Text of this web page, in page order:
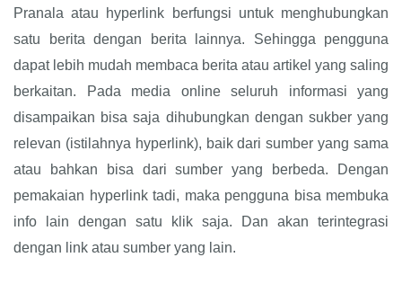
Pranala atau hyperlink berfungsi untuk menghubungkan
satu berita dengan berita lainnya. Sehingga pengguna
dapat lebih mudah membaca berita atau artikel yang saling
berkaitan. Pada media online seluruh informasi yang
disampaikan bisa saja dihubungkan dengan sukber yang
relevan (istilahnya hyperlink), baik dari sumber yang sama
atau bahkan bisa dari sumber yang berbeda. Dengan
pemakaian hyperlink tadi, maka pengguna bisa membuka
info lain dengan satu klik saja. Dan akan terintegrasi
dengan link atau sumber yang lain.